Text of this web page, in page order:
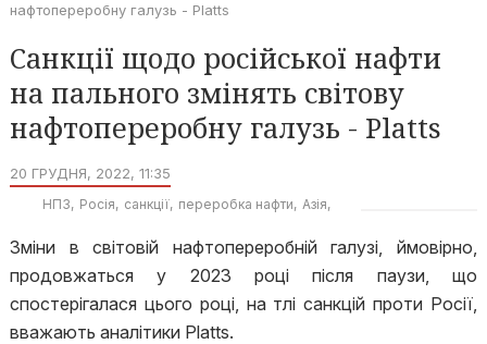
нафтопереробну галузь - Platts
Санкції щодо російської нафти
на пального змінять світову
нафтопереробну галузь - Platts
20 ГРУДНЯ, 2022, 11:35
НПЗ Росія санкції переробка нафти Азія
Зміни в світовій нафтопереробній галузі, ймовірно,
продовжаться у 2023 році після паузи, що
спостерігалася цього році, на тлі санкцій проти Росії,
вважають аналітики Platts.